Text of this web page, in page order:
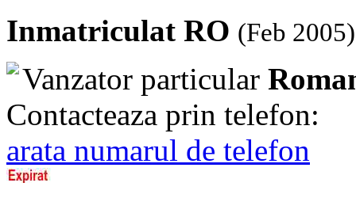
Inmatriculat RO (Feb 2005)
Vanzator particular
Contacteaza prin telefon:
arata numarul de telefon